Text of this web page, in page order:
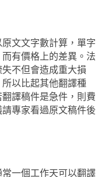
文文字數計算，單字
有價格上的差異。法
不但會造成重大損
以比起其他翻譯種
譯稿件是急件，則費
專家看過原文稿件後
一個工作天可以翻譯